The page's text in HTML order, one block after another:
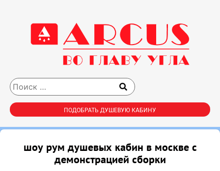
ПОДОБРАТЬ ДУШЕВУЮ КАБИНУ
шоу рум душевых кабин в москве с
демонстрацией сборки